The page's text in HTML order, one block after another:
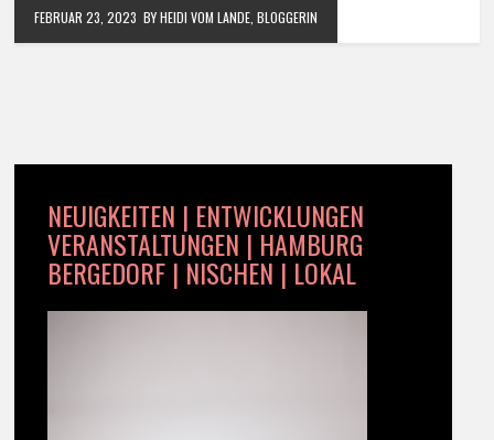
FEBRUAR 23, 2023 BY HEIDI VOM LANDE, BLOGGERIN
NEUIGKEITEN | ENTWICKLUNGEN
VERANSTALTUNGEN | HAMBURG
BERGEDORF | NISCHEN | LOKAL